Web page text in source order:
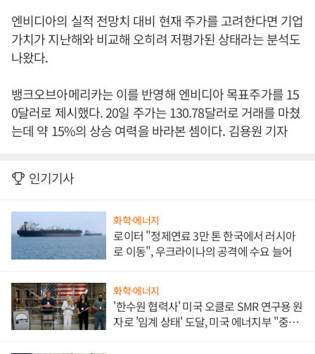
엔비디아의 실적 전망치 대비 현재 주가를 고려한다면 기업
가치가 지난해와 비교해 오히려 저평가된 상태라는 분석도
나왔다.
뱅크오브아메리카는 이를 반영해 엔비디아 목표주가를 15
0달러로 제시했다. 20일 주가는 130.78달러로 거래를 마쳤
는데 약 15%의 상승 여력을 바라본 셈이다. 김용원 기자
인기기사
화학·에너지
로이터 "정제연료 3만 톤 한국에서 러시아
로 이동", 우크라이나의 공격에 수요 늘어
화학·에너지
'한수원 협력사' 미국 오클로 SMR 연구용 원
자로 '임계 상태' 도달, 미국 에너지부 "중요